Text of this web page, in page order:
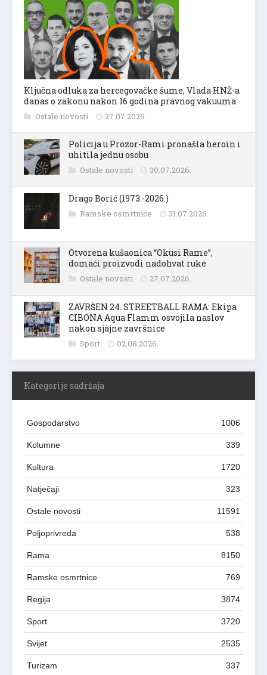
Ključna odluka za hercegovačke šume, Vlada HNŽ-a
danas o zakonu nakon 16 godina pravnog vakuuma
Ostale novosti 27.07.2026.
Policija u Prozor-Rami pronašla heroin i
uhitila jednu osobu
Ostale novosti 30.07.2026.
Drago Borić (1973.-2026.)
Ramske osmrtnice 31.07.2026.
Otvorena kušaonica “Okusi Rame”,
domaći proizvodi nadohvat ruke
Ostale novosti 27.07.2026.
ZAVRŠEN 24. STREETBALL RAMA: Ekipa
CIBONA Aqua Flamm osvojila naslov
nakon sjajne završnice
Sport 02.08.2026.
Kategorije sadržaja
Gospodarstvo 1006
Kolumne 339
Kultura 1720
Natječaji 323
Ostale novosti 11591
Poljoprivreda 538
Rama 8150
Ramske osmrtnice 769
Regija 3874
Sport 3720
Svijet 2535
Turizam 337